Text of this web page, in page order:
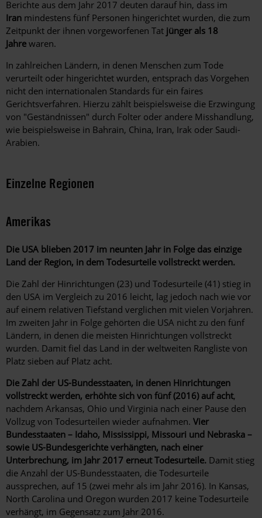
Berichte aus dem Jahr 2017 deuten darauf hin, dass im
Iran mindestens fünf Personen hingerichtet wurden, die zum
Zeitpunkt der ihnen vorgeworfenen Tat jünger als 18
Jahre waren.
In zahlreichen Ländern, in denen Menschen zum Tode
verurteilt oder hingerichtet wurden, entsprach das Vorgehen
nicht den internationalen Standards für ein faires
Gerichtsverfahren. Hierzu zählt beispielsweise die Erzwingung
von "Geständnissen" durch Folter oder andere Misshandlung,
wie beispielsweise in Bahrain, China, Iran, Irak oder Saudi-
Arabien.
Einzelne Regionen
Amerikas
Die USA blieben 2017 im neunten Jahr in Folge das einzige
Land der Region, in dem Todesurteile vollstreckt werden.
Die Zahl der Hinrichtungen (23) und Todesurteile (41) stieg in
den USA im Vergleich zu 2016 leicht, lag jedoch nach wie vor
auf einem relativen Tiefstand verglichen mit vielen Vorjahren.
Im zweiten Jahr in Folge gehörten die USA nicht zu den fünf
Ländern, in denen die meisten Hinrichtungen vollstreckt
wurden. Damit fiel das Land in der weltweiten Rangliste von
Platz sieben auf Platz acht.
Die Zahl der US-Bundesstaaten, in denen Hinrichtungen
vollstreckt werden, erhöhte sich von fünf (2016) auf acht,
nachdem Arkansas, Ohio und Virginia nach einer Pause den
Vollzug von Todesurteilen wieder aufnahmen. Vier
Bundesstaaten – Idaho, Mississippi, Missouri und Nebraska –
sowie US-Bundesgerichte verhängten, nach einer
Unterbrechung, im Jahr 2017 erneut Todesurteile. Damit stieg
die Anzahl der US-Bundesstaaten, die Todesurteile
aussprechen, auf 15 (zwei mehr als im Jahr 2016). In Kansas,
North Carolina und Oregon wurden 2017 keine Todesurteile
verhängt, im Gegensatz zum Jahr 2016.